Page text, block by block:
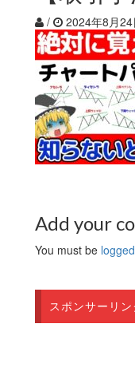
/ 2024年8月24
Add your
You must be
スポンサーリン